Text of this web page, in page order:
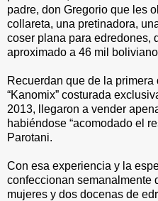
padre, don Gregorio que les
collareta, una pretinadora,
coser plana para edredones,
aproximado a 46 mil
Recuerdan que de la
“Kanomix” costurada
2013, llegaron a vender
habiéndose “acomodado el
Parotani.
Con esa experiencia y la
confeccionan semanalmente
mujeres y dos docenas de